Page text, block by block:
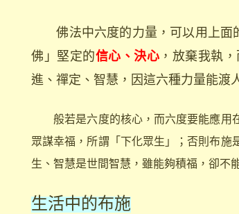
佛法中六度的力量，可以用上面
佛」堅定的信心、決心 ，放棄我執
進、禪定、智慧，因這六種力量能渡
般若是六度的核心，而六度要能應用
眾謀幸福，所謂「下化眾生」；否則布
生、智慧是世間智慧，雖能夠積福，卻不
生活中的布施